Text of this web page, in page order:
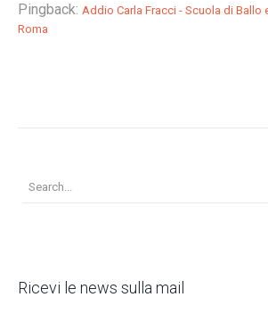
Pingback: Addio Carla Fracci - Scuola di Ballo
Roma
Ricevi le news sulla mail